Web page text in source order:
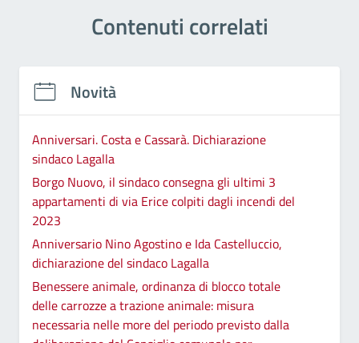
Contenuti correlati
Novità
Anniversari. Costa e Cassarà. Dichiarazione
sindaco Lagalla
Borgo Nuovo, il sindaco consegna gli ultimi 3
appartamenti di via Erice colpiti dagli incendi del
2023
Anniversario Nino Agostino e Ida Castelluccio,
dichiarazione del sindaco Lagalla
Benessere animale, ordinanza di blocco totale
delle carrozze a trazione animale: misura
necessaria nelle more del periodo previsto dalla